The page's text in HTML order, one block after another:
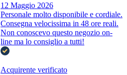
12 Maggio 2026
Personale molto disponibile e cordiale.
Consegna velocissima in 48 ore reali.
Non conoscevo questo negozio on-
line ma lo consiglio a tutti!
Acquirente verificato